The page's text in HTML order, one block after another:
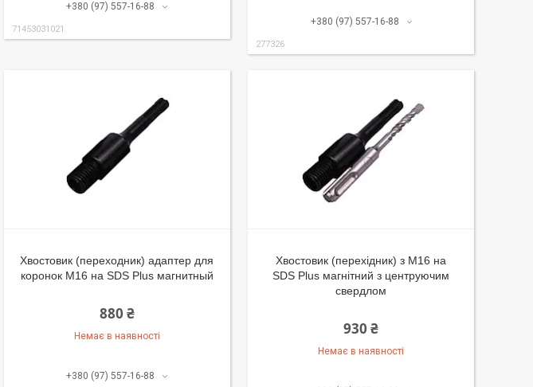
+380 (97) 557-16-88
71453031021
+380 (97) 557-16-88
277326
Хвостовик (переходник) адаптер для
коронок М16 на SDS Plus магнитный
880 ₴
Немає в наявності
+380 (97) 557-16-88
Хвостовик (перехідник) з М16 на
SDS Plus магнітний з центруючим
свердлом
930 ₴
Немає в наявності